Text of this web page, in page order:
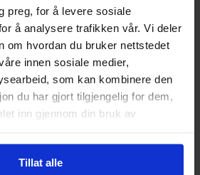
preg, for å levere sosiale
å analysere trafikken vår. Vi deler
om hvordan du bruker nettstedet
innen sosiale medier,
som kan kombinere den
du har gjort tilgjengelig for dem,
inn gjennom din bruk av
Tillat alle
Dungeons & Dragons
Nolzurs Marvelous
Unpainted Miniature
WizKids
WizKids
29.12.2021
Monstere